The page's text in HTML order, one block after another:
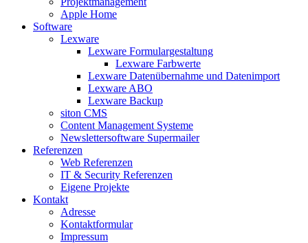
Apple Home
Software
Lexware
Lexware Formulargestaltung
Lexware Farbwerte
Lexware Datenübernahme und Datenimport
Lexware ABO
Lexware Backup
siton CMS
Content Management Systeme
Newslettersoftware Supermailer
Referenzen
Web Referenzen
IT & Security Referenzen
Eigene Projekte
Kontakt
Adresse
Kontaktformular
Impressum